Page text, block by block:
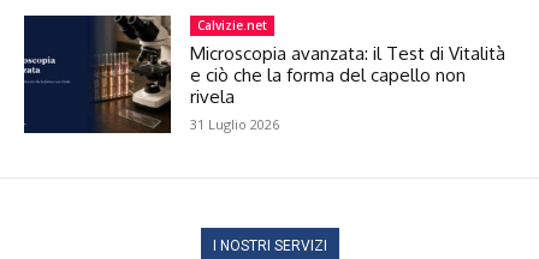
Calvizie.net
Microscopia avanzata: il Test di Vitalità
e ciò che la forma del capello non
rivela
31 Luglio 2026
I NOSTRI SERVIZI